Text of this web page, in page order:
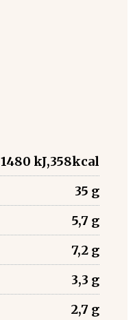
1480 kJ,358kcal
35 g
5,7 g
7,2 g
3,3 g
2,7 g